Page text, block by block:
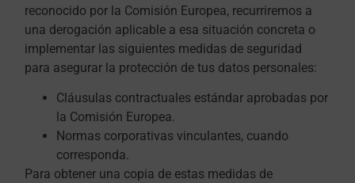
reconocido por la Comisión Europea, recurriremos a
una derogación aplicable a esa situación concreta o
implementar las siguientes medidas de seguridad
para asegurar la protección de tus datos personales:
Cláusulas contractuales estándar aprobadas por
la Comisión Europea.
Normas corporativas vinculantes, cuando
corresponda.
Para obtener una copia de estas medidas de